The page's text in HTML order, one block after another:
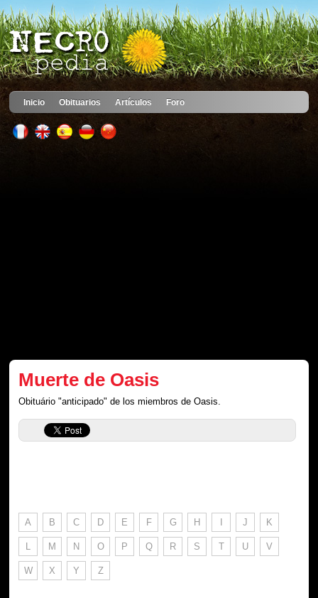
Inicio Obituarios Artículos Foro
Muerte de Oasis
Obituário "anticipado" de los miembros de Oasis.
A B C D E F G H I J K
L M N O P Q R S T U V
W X Y Z